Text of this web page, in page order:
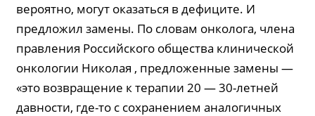
вероятно, могут оказаться в дефиците. И
предложил замены. По словам онколога, члена
правления Российского общества клинической
онкологии Николая , предложенные замены —
«это возвращение к терапии 20 — 30-летней
давности, где-то с сохранением аналогичных